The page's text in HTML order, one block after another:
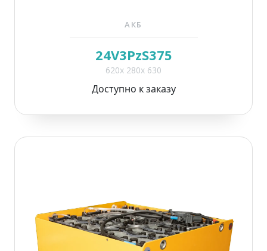
АКБ
24V3PzS375
620x 280x 630
Доступно к заказу